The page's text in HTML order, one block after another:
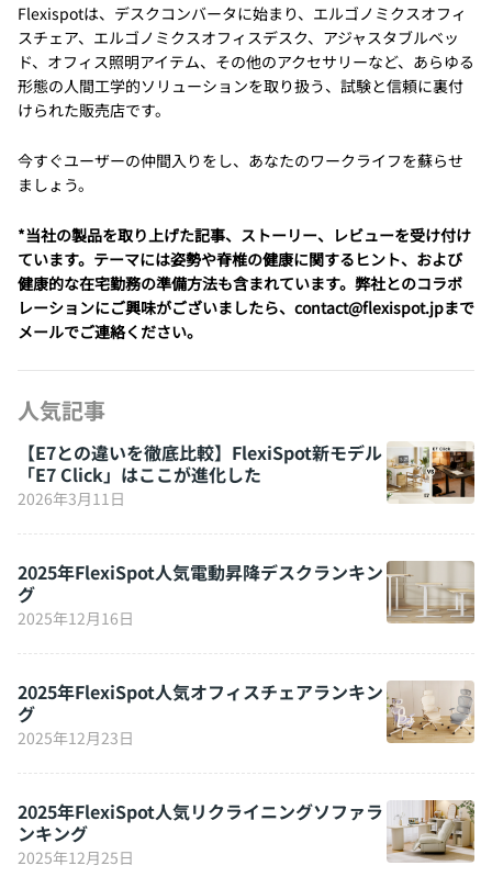
Flexispotは、デスクコンバータに始まり、エルゴノミクスオフィ
スチェア、エルゴノミクスオフィスデスク、アジャスタブルベッ
ド、オフィス照明アイテム、その他のアクセサリーなど、あらゆる
形態の人間工学的ソリューションを取り扱う、試験と信頼に裏付
けられた販売店です。
今すぐユーザーの仲間入りをし、あなたのワークライフを蘇らせ
ましょう。
*当社の製品を取り上げた記事、ストーリー、レビューを受け付け
ています。テーマには姿勢や脊椎の健康に関するヒント、および
健康的な在宅勤務の準備方法も含まれています。弊社とのコラボ
レーションにご興味がございましたら、contact@flexispot.jpまで
メールでご連絡ください。
人気記事
【E7との違いを徹底比較】FlexiSpot新モデル
「E7 Click」はここが進化した
2026年3月11日
2025年FlexiSpot人気電動昇降デスクランキン
グ
2025年12月16日
2025年FlexiSpot人気オフィスチェアランキン
グ
2025年12月23日
2025年FlexiSpot人気リクライニングソファラ
ンキング
2025年12月25日